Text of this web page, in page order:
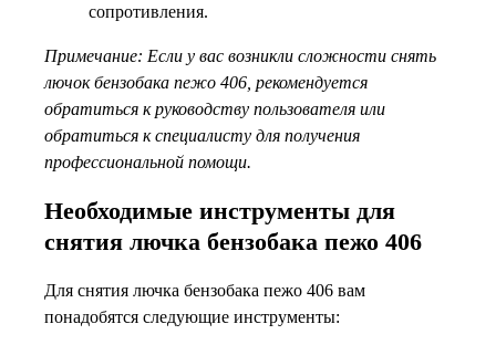
сопротивления.
Примечание: Если у вас возникли сложности снять
лючок бензобака пежо 406, рекомендуется
обратиться к руководству пользователя или
обратиться к специалисту для получения
профессиональной помощи.
Необходимые инструменты для
снятия лючка бензобака пежо 406
Для снятия лючка бензобака пежо 406 вам
понадобятся следующие инструменты: